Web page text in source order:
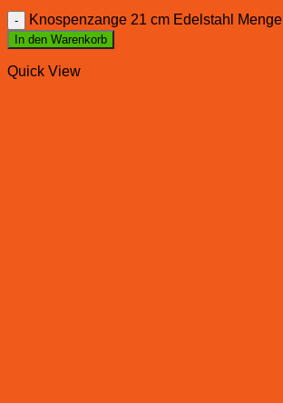
Knospenzange 21 cm Edelstahl Menge
In den Warenkorb
Quick View